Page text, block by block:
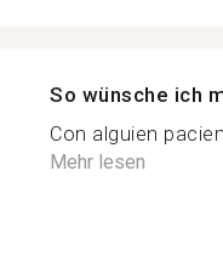
So wünsche ich
Con alguien
Mehr lesen